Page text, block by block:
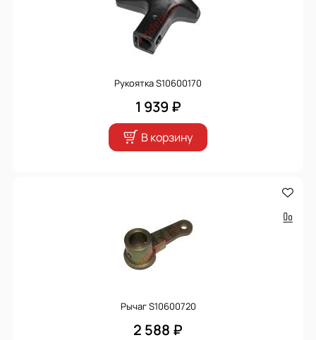
Рукоятка S10600170
1 939 ₽
В корзину
Рычаг S10600720
2 588 ₽